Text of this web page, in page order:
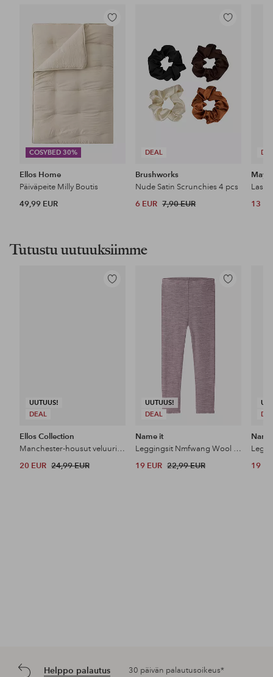
COSYBED 30%
Lisää
Ellos Home
Päiväpeite Milly Boutis
49,99 EUR
DEAL
Lisää
Brushworks
Nude Satin Scrunchies 4 pcs
6 EUR 7,90 EUR 13
Tutustu uutuuksiimme
UUTUUS!
DEAL
Lisää
Ellos Collection
Manchester-housut veluurista
20 EUR 24,99 EUR
UUTUUS!
DEAL
Lisää
Name it
Leggingsit Nmfwang Wool Neddle
19 EUR 22,99 EUR 19
Helppo palautus 30 päivän palautusoikeus*